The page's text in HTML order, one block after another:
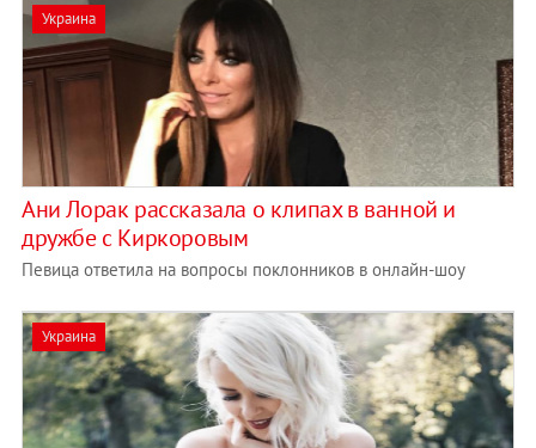
Украина
Ани Лорак рассказала о клипах в ванной и
дружбе с Киркоровым
Певица ответила на вопросы поклонников в онлайн-шоу
Украина